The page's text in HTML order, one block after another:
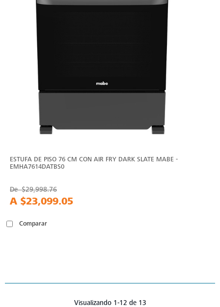
ESTUFA DE PISO 76 CM CON AIR FRY DARK SLATE MABE -
EMHA7614DATBS0
De$29,998.76
A $23,099.05
Comparar
Visualizando 1-12 de 13